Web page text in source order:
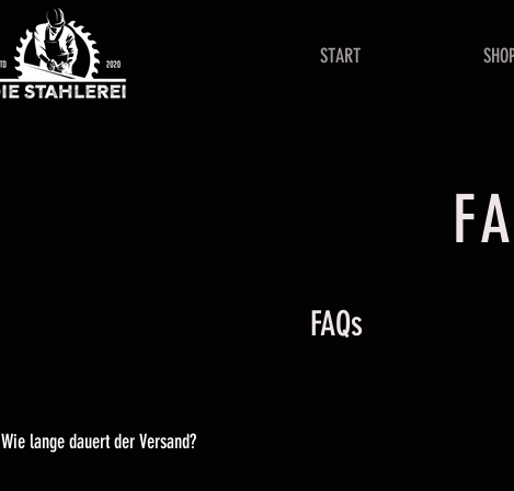
START
FAQs
Wie lange dauert der Versand?